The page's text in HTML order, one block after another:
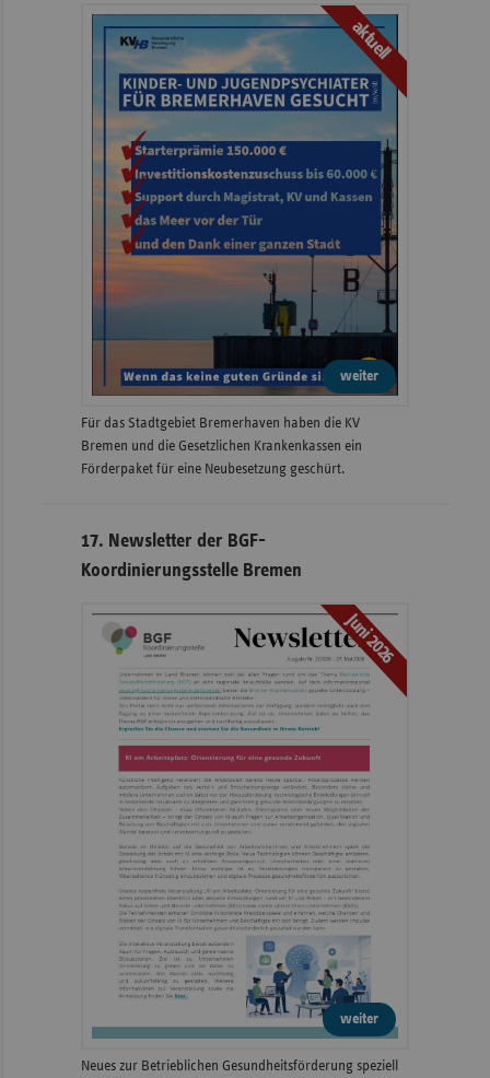
aktuell
weiter
Für das Stadtgebiet Bremerhaven haben die KV
Bremen und die Gesetzlichen Krankenkassen ein
Förderpaket für eine Neubesetzung geschürt.
17. Newsletter der BGF-
Koordinierungsstelle Bremen
Juni 2026
weiter
Neues zur Betrieblichen Gesundheitsförderung speziell